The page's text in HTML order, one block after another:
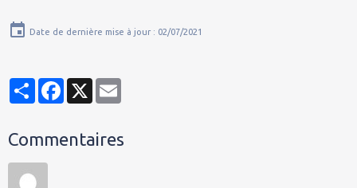
Date de dernière mise à jour : 02/07/2021
PartagerFacebook
X
Commentaires